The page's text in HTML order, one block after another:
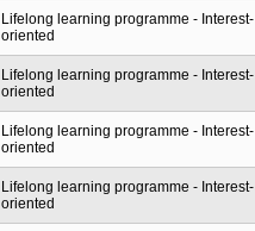
Lifelong learning programme - Interest-
oriented
Lifelong learning programme - Interest-
oriented
Lifelong learning programme - Interest-
oriented
Lifelong learning programme - Interest-
oriented